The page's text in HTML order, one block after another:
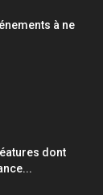
à ne
dont